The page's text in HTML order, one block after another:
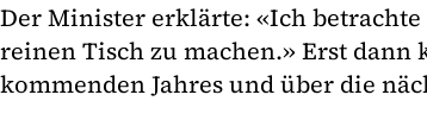
Der Minister erklärte: «Ich betrachte
reinen Tisch zu machen.» Erst dann
kommenden Jahres und über die